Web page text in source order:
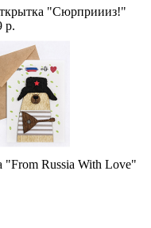
"Сюрприииз!"
р.
"From Russia With Love"